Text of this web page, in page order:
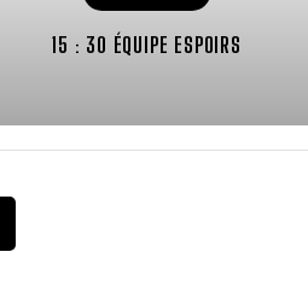
15 : 30 ÉQUIPE ESPOIRS